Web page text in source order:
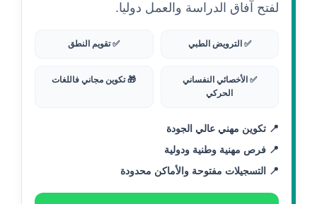
لفتح آفاق الدراسة والعمل دوليا.
✅ الترويض الطبي ✅ تقويم النطق
✅ الأخصائي النفساني
الحركي
🎁 تكوين مجاني فاللغات
📍 تكوين مهني عالي الجودة
📍 فرص مهنية وطنية ودولية
📍 التسجيلات مفتوحة والأماكن محدودة